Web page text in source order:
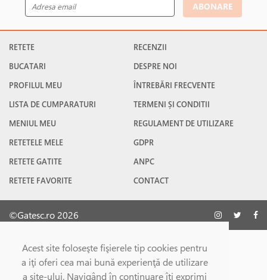
Acest site foloseşte fişierele tip cookies pentru
a iţi oferi cea mai bună experienţă de utilizare
a site-ului. Navigând în continuare îţi exprimi
ABONARE
RETETE
BUCATARI
PROFILUL MEU
LISTA DE CUMPARATURI
MENIUL MEU
RETETELE MELE
RETETE GATITE
RETETE FAVORITE
RECENZII
DESPRE NOI
ÎNTREBĂRI FRECVENTE
TERMENI ȘI CONDITII
REGULAMENT DE UTILIZARE
GDPR
ANPC
CONTACT
©Gatesc.ro 2026